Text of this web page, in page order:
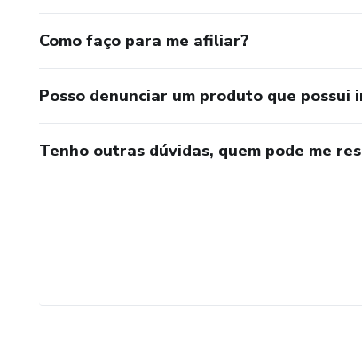
Como faço para me afiliar?
Posso denunciar um produto que possui
Tenho outras dúvidas, quem pode me